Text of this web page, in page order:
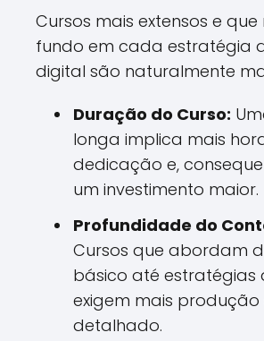
Cursos mais extensos e
fundo em cada estratégia
digital são naturalmente
Duração do Curso:
longa implica mais
dedicação e,
um investimento maior.
Profundidade do
Cursos que abordam
básico até estratégias
exigem mais
detalhado.